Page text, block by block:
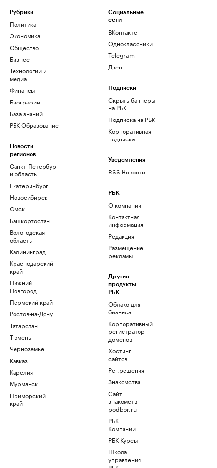
Рубрики
Политика
Экономика
Общество
Бизнес
Технологии и
медиа
Финансы
Биографии
База знаний
РБК Образование
Новости
регионов
Санкт-Петербург
и область
Екатеринбург
Новосибирск
Омск
Башкортостан
Вологодская
область
Калининград
Краснодарский
край
Нижний
Новгород
Пермский край
Ростов-на-Дону
Татарстан
Тюмень
Черноземье
Кавказ
Карелия
Мурманск
Приморский
край
Социальные
сети
ВКонтакте
Одноклассники
Telegram
Дзен
Подписки
Скрыть баннеры
на РБК
Подписка на РБК
Корпоративная
подписка
Уведомления
RSS Новости
РБК
О компании
Контактная
информация
Редакция
Размещение
рекламы
Другие
продукты
РБК
Облако для
бизнеса
Корпоративный
регистратор
доменов
Хостинг
сайтов
Рег.решения
Знакомства
Сайт
знакомств
podbor.ru
РБК
Компании
РБК Курсы
Школа
управления